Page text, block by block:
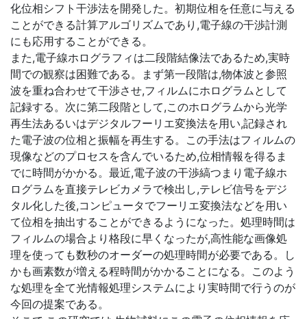
化位相シフト干渉法を開発した。初期位相を任意に与える
ことができる計算アルゴリズムであり,電子線の干渉計測
にも応用することができる。
また,電子線ホログラフィは二段階結像法であるため,実時
間での観察は困難である。まず第一段階は,物体波と参照
波を重ね合わせて干渉させ,フィルムにホログラムとして
記録する。次に第二段階として,このホログラムから光学
再生法あるいはデジタルフーリエ変換法を用い,記録され
た電子波の位相と振幅を再生する。この手法はフィルムの
現像などのプロセスを含んでいるため,位相情報を得るま
でに時間がかかる。最近,電子波の干渉縞つまり電子線ホ
ログラムを直接テレビカメラで検出し,テレビ信号をデジ
タル化した後,コンピュータでフーリエ変換法などを用い
て位相を抽出することができるようになった。処理時間は
フィルムの場合より格段に早くなったが,高性能な画像処
理を使っても数秒のオーダーの処理時間が必要である。し
かも画素数が増える程時間がかかることになる。このよう
な処理を全て光情報処理システムにより実時間で行うのが
今回の提案である。